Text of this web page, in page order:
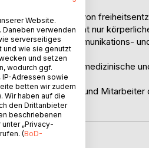
zu nähern.
und der Wirkung von
Dabei werden nicht nur
Wissen um Kommunikations-
erörtert sowie medizinische
Mitarbeiterinnen und
erklärt.
Website.
Daneben verwenden
serverseitiges
und wie sie genutzt
und setzen
wodurch ggf.
Adressen sowie
betten wir zudem
Wir haben auf die
den Drittanbieter
beschriebenen
„Privacy-
(BoD-